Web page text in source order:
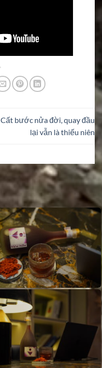
Cất bước nửa đời, quay đầu
lại vẫn là thiếu niên